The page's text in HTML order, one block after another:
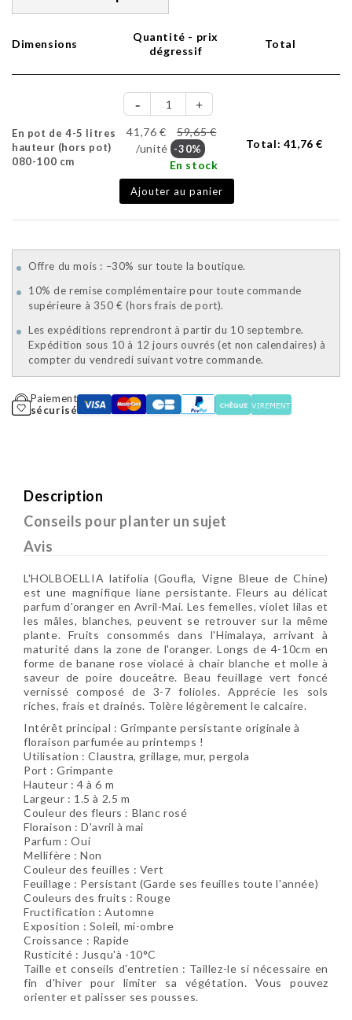
Dimensions
Quantité - prix
dégressif
Total
En pot de 4-5 litres
hauteur (hors pot)
080-100 cm
41,76 €
59,65 €
/unité -30%
En stock
Ajouter au panier
Total: 41,76 €
Offre du mois : –30% sur toute la boutique.
10% de remise complémentaire pour toute commande
supérieure à 350 € (hors frais de port).
Les expéditions reprendront à partir du 10 septembre.
Expédition sous 10 à 12 jours ouvrés (et non calendaires) à
compter du vendredi suivant votre commande.
Paiement
sécurisé
Description
Conseils pour planter un sujet
Avis
L'HOLBOELLIA latifolia (Goufla, Vigne Bleue de Chine)
est une magnifique liane persistante. Fleurs au délicat
parfum d'oranger en Avril-Mai. Les femelles, violet lilas et
les mâles, blanches, peuvent se retrouver sur la même
plante. Fruits consommés dans l'Himalaya, arrivant à
maturité dans la zone de l'oranger. Longs de 4-10cm en
forme de banane rose violacé à chair blanche et molle à
saveur de poire douceâtre. Beau feuillage vert foncé
vernissé composé de 3-7 folioles. Apprécie les sols
riches, frais et drainés. Tolère légèrement le calcaire.
Intérêt principal : Grimpante persistante originale à
floraison parfumée au printemps !
Utilisation : Claustra, grillage, mur, pergola
Port : Grimpante
Hauteur : 4 à 6 m
Largeur : 1.5 à 2.5 m
Couleur des fleurs : Blanc rosé
Floraison : D'avril à mai
Parfum : Oui
Mellifère : Non
Couleur des feuilles : Vert
Feuillage : Persistant (Garde ses feuilles toute l'année)
Couleurs des fruits : Rouge
Fructification : Automne
Exposition : Soleil, mi-ombre
Croissance : Rapide
Rusticité : Jusqu'à -10°C
Taille et conseils d'entretien : Taillez-le si nécessaire en
fin d'hiver pour limiter sa végétation. Vous pouvez
orienter et palisser ses pousses.